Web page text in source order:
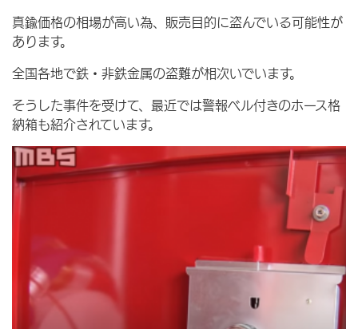
真鍮価格の相場が高い為、販売目的に盗んでいる可能性が
あります。
全国各地で鉄・非鉄金属の盗難が相次いでいます。
そうした事件を受けて、最近では警報ベル付きのホース格
納箱も紹介されています。